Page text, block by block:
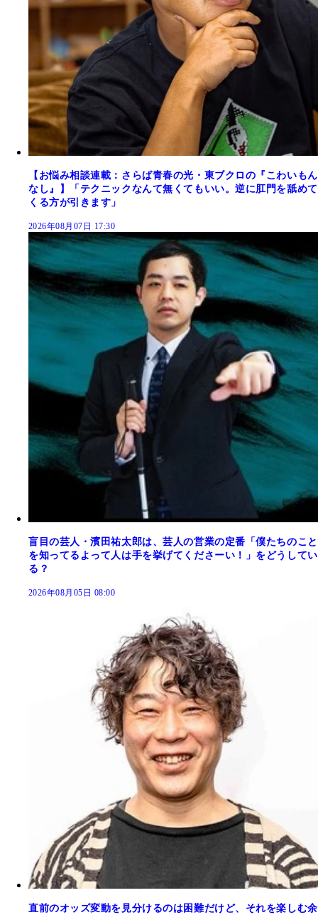
【お悩み相談連載：さらば青春の光・東ブクロの『こわいもん
なし』】「テクニックなんて無くてもいい。逆に肛門を舐めて
くる方が引きます」
2026年08月07日 17:30
盲目の芸人・濱田祐太郎は、芸人の営業の定番「僕たちのこと
を知ってるよって人は手を挙げてくださーい！」をどうしてい
る？
2026年08月05日 08:00
直前のオッズ変動を見分けるのは困難だけど、それを楽しむ余